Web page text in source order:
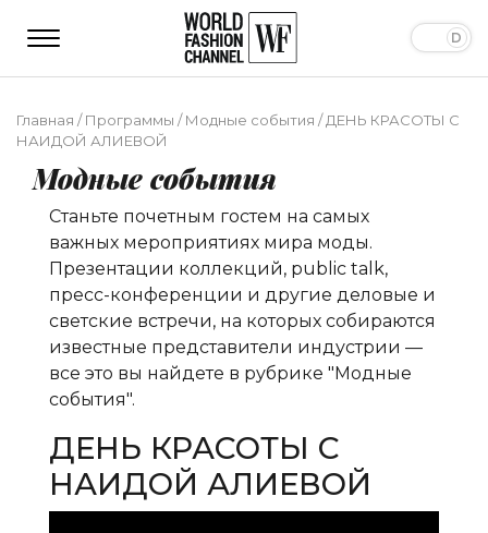
Главная /Программы /Модные события /ДЕНЬ КРАСОТЫ С
НАИДОЙ АЛИЕВОЙ
Модные события
Станьте почетным гостем на самых
важных мероприятиях мира моды.
Презентации коллекций, public talk,
пресс-конференции и другие деловые и
светские встречи, на которых собираются
известные представители индустрии —
все это вы найдете в рубрике "Модные
события".
ДЕНЬ КРАСОТЫ С
НАИДОЙ АЛИЕВОЙ